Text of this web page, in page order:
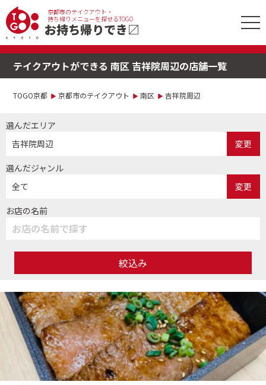
京都市のテイクアウト・
持ち帰りメニューを探せるTOGO
お持ち帰りでき〼
テイクアウトができる 南区 吉祥院周辺の店舗一覧
TOGO京都 京都市のテイクアウト 南区 吉祥院周辺
選んだエリア
吉祥院周辺
変更
選んだジャンル
全て
変更
お店の名前
絞込み